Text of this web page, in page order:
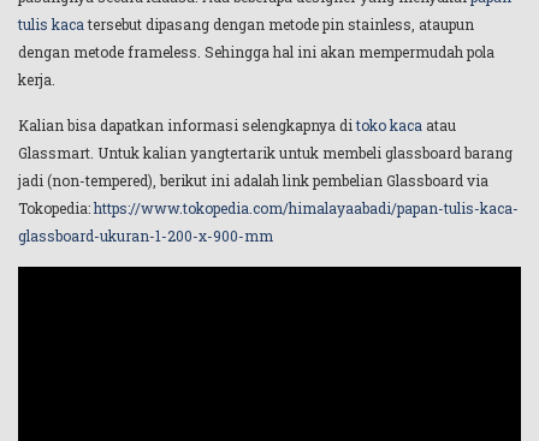
tulis kacatersebut dipasang dengan metode pin stainless, ataupun
dengan metode frameless. Sehingga hal ini akan mempermudah pola
kerja.
Kalian bisa dapatkan informasi selengkapnya ditoko kaca atau
Glassmart. Untuk kalian yangtertarik untuk membeli glassboard barang
jadi (non-tempered), berikut ini adalah link pembelian Glassboard via
Tokopedia:https://www.tokopedia.com/himalayaabadi/papan-tulis-kaca-
glassboard-ukuran-1-200-x-900-mm